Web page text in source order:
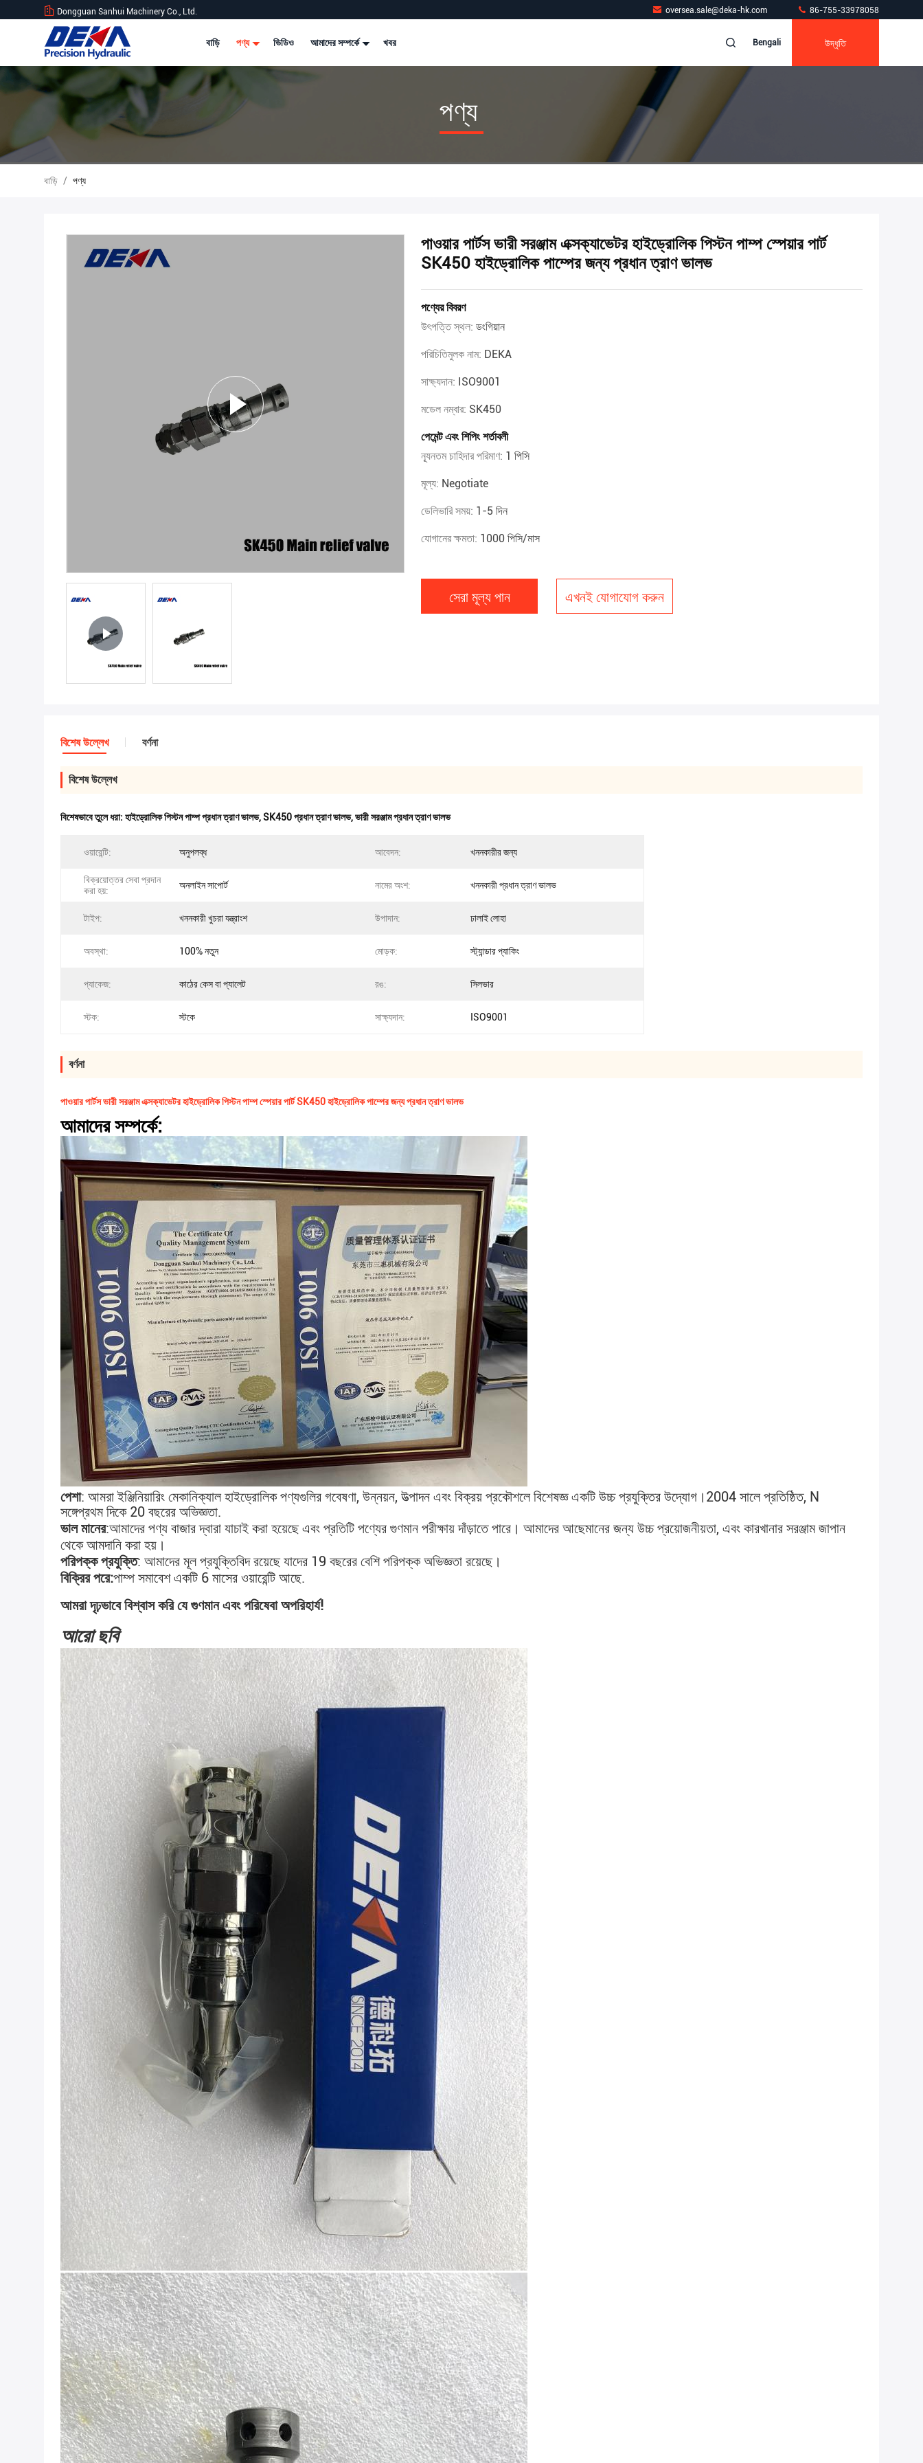
Dongguan Sanhui Machinery Co., Ltd. oversea.sale@deka-hk.com 86-755-33978058
বাড়ি পণ্য ভিডিও আমাদের সম্পর্কে খবর Bengali উদ্ধৃতি
পণ্য
বাড়ি / পণ্য
পাওয়ার পার্টস ভারী সরঞ্জাম এক্সক্যাভেটর হাইড্রোলিক পিস্টন পাম্প স্পেয়ার পার্ট
SK450 হাইড্রোলিক পাম্পের জন্য প্রধান ত্রাণ ভালভ
পণ্যের বিবরণ
উৎপত্তি স্থল: ডংগিয়ান
পরিচিতিমুলক নাম: DEKA
সাক্ষ্যদান: ISO9001
মডেল নম্বার: SK450
পেমেন্ট এবং শিপিং শর্তাবলী
ন্যূনতম চাহিদার পরিমাণ: 1 পিসি
মূল্য: Negotiate
ডেলিভারি সময়: 1-5 দিন
যোগানের ক্ষমতা: 1000 পিসি/মাস
সেরা মূল্য পান এখনই যোগাযোগ করুন
বিশেষ উল্লেখ বর্ণনা
বিশেষ উল্লেখ
বিশেষভাবে তুলে ধরা: হাইড্রোলিক পিস্টন পাম্প প্রধান ত্রাণ ভালভ,SK450 প্রধান ত্রাণ ভালভ,ভারী সরঞ্জাম প্রধান ত্রাণ ভালভ
ওয়ারেন্টি: অনুপলব্ধ আবেদন: খননকারীর জন্য
বিক্রয়োত্তর সেবা প্রদান
করা হয়:
অনলাইন সাপোর্ট নামের অংশ: খননকারী প্রধান ত্রাণ ভালভ
টাইপ: খননকারী খুচরা যন্ত্রাংশ উপাদান: ঢালাই লোহা
অবস্থা: 100% নতুন মোড়ক: স্ট্যান্ডার প্যাকিং
প্যাকেজ: কাঠের কেস বা প্যালেট রঙ: সিলভার
স্টক: স্টকে সাক্ষ্যদান: ISO9001
বর্ণনা
পাওয়ার পার্টস ভারী সরঞ্জাম এক্সক্যাভেটর হাইড্রোলিক পিস্টন পাম্প স্পেয়ার পার্ট SK450 হাইড্রোলিক পাম্পের জন্য প্রধান ত্রাণ ভালভ
আমাদের সম্পর্কে:
পেশা: আমরা ইঞ্জিনিয়ারিং মেকানিক্যাল হাইড্রোলিক পণ্যগুলির গবেষণা, উন্নয়ন, উত্পাদন এবং বিক্রয় প্রকৌশলে বিশেষজ্ঞ একটি উচ্চ প্রযুক্তির উদ্যোগ।2004 সালে প্রতিষ্ঠিত, N
সঙ্গেপ্রথম দিকে 20 বছরের অভিজ্ঞতা.
ভাল মানের:আমাদের পণ্য বাজার দ্বারা যাচাই করা হয়েছে এবং প্রতিটি পণ্যের গুণমান পরীক্ষায় দাঁড়াতে পারে। আমাদের আছেমানের জন্য উচ্চ প্রয়োজনীয়তা, এবং কারখানার সরঞ্জাম জাপান
থেকে আমদানি করা হয়।
পরিপক্ক প্রযুক্তি: আমাদের মূল প্রযুক্তিবিদ রয়েছে যাদের 19 বছরের বেশি পরিপক্ক অভিজ্ঞতা রয়েছে।
বিক্রির পরে:পাম্প সমাবেশ একটি 6 মাসের ওয়ারেন্টি আছে.
আমরা দৃঢ়ভাবে বিশ্বাস করি যে গুণমান এবং পরিষেবা অপরিহার্য!
আরো ছবি